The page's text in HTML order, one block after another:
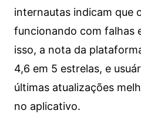
internautas indicam que
funcionando com falhas
isso, a nota da
4,6 em 5 estrelas, e
últimas atualizações
no aplicativo.